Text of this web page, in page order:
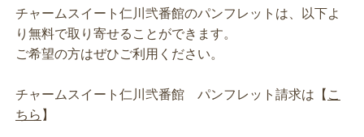
チャームスイート仁川弐番館のパンフレットは、以下よ
り無料で取り寄せることができます。
ご希望の方はぜひご利用ください。
チャームスイート仁川弐番館 パンフレット請求は【 こ
ちら 】